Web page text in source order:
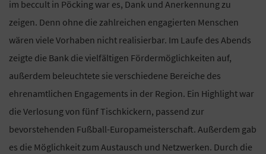
im beccult in Pöcking war es, Dank und Anerkennung zu
zeigen. Denn ohne die zahlreichen engagierten Menschen
wären viele Vorhaben nicht realisierbar. Im Laufe des Abends
zeigte die Bank die vielfältigen Fördermöglichkeiten auf,
außerdem beleuchtete sie verschiedene Bereiche des
ehrenamtlichen Engagements in der Region. Ein Highlight war
die Verlosung von fünf Tischkickern, passend zur
bevorstehenden Fußball-Europameisterschaft. Außerdem gab
es die Möglichkeit zum Austausch und Netzwerken. Durch die